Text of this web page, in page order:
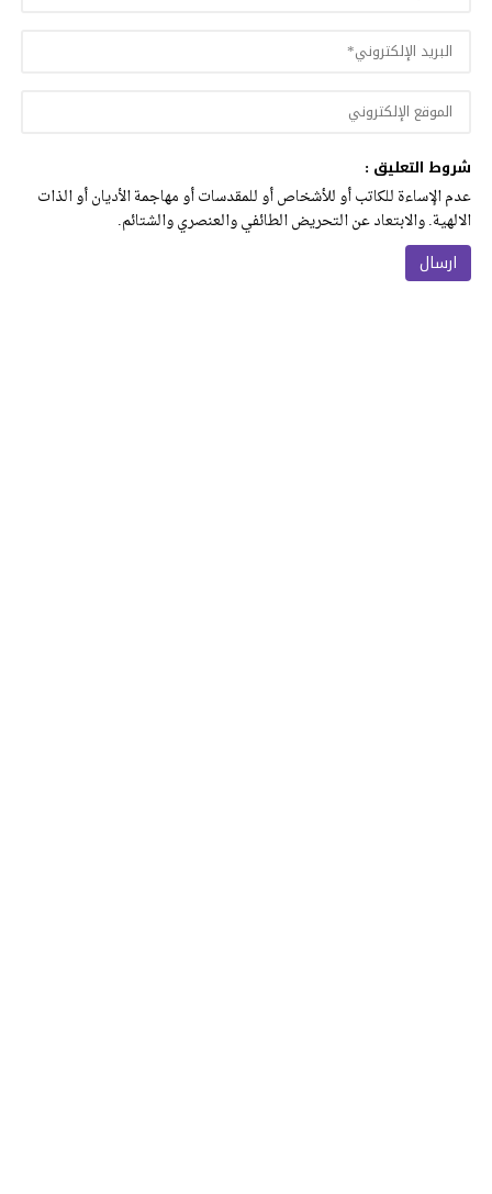
شروط التعليق :
عدم الإساءة للكاتب أو للأشخاص أو للمقدسات أو مهاجمة الأديان أو الذات
الالهية. والابتعاد عن التحريض الطائفي والعنصري والشتائم.